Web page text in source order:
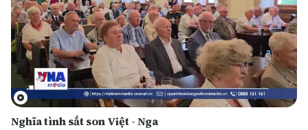
Nghĩa tình sắt son Việt - Nga